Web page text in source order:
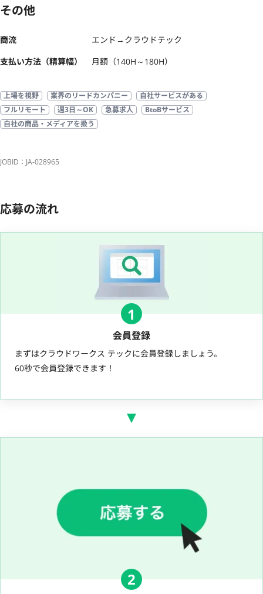
その他
商流
エンド→クラウドテック
支払い方法（精算幅）
月額（140H～180H）
上場を視野 業界のリードカンパニー
自社サービスがある
フルリモート
週3日～OK 急募求人
BtoBサービス
自社の商品・メディアを扱う
JOBID：JA-028965
応募の流れ
1
会員登録
まずはクラウドワークス テックに会員登録しましょう。
60秒で会員登録できます！
2